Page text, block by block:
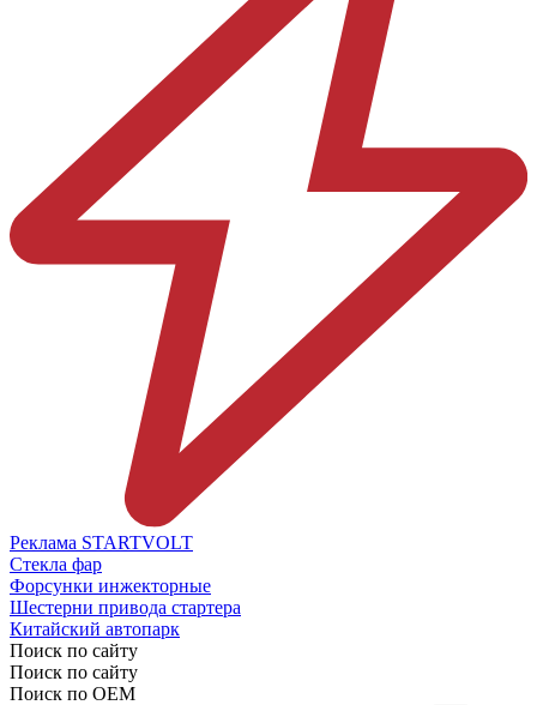
Реклама STARTVOLT
Стекла фар
Форсунки инжекторные
Шестерни привода стартера
Китайский автопарк
Поиск по сайту
Поиск по сайту
Поиск по ОЕМ